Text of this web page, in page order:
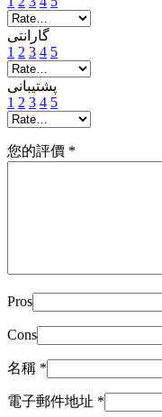
گارانتی
1 2 3 4 5
پشتیبانی
1 2 3 4 5
您的評價 *
Pros
Cons
名稱 *
電子郵件地址 *